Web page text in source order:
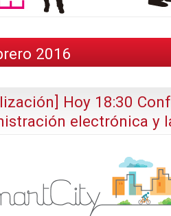
2016
Hoy 18:30
electrónica y